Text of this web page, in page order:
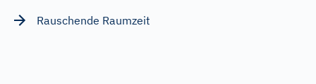
Rauschende Raumzeit